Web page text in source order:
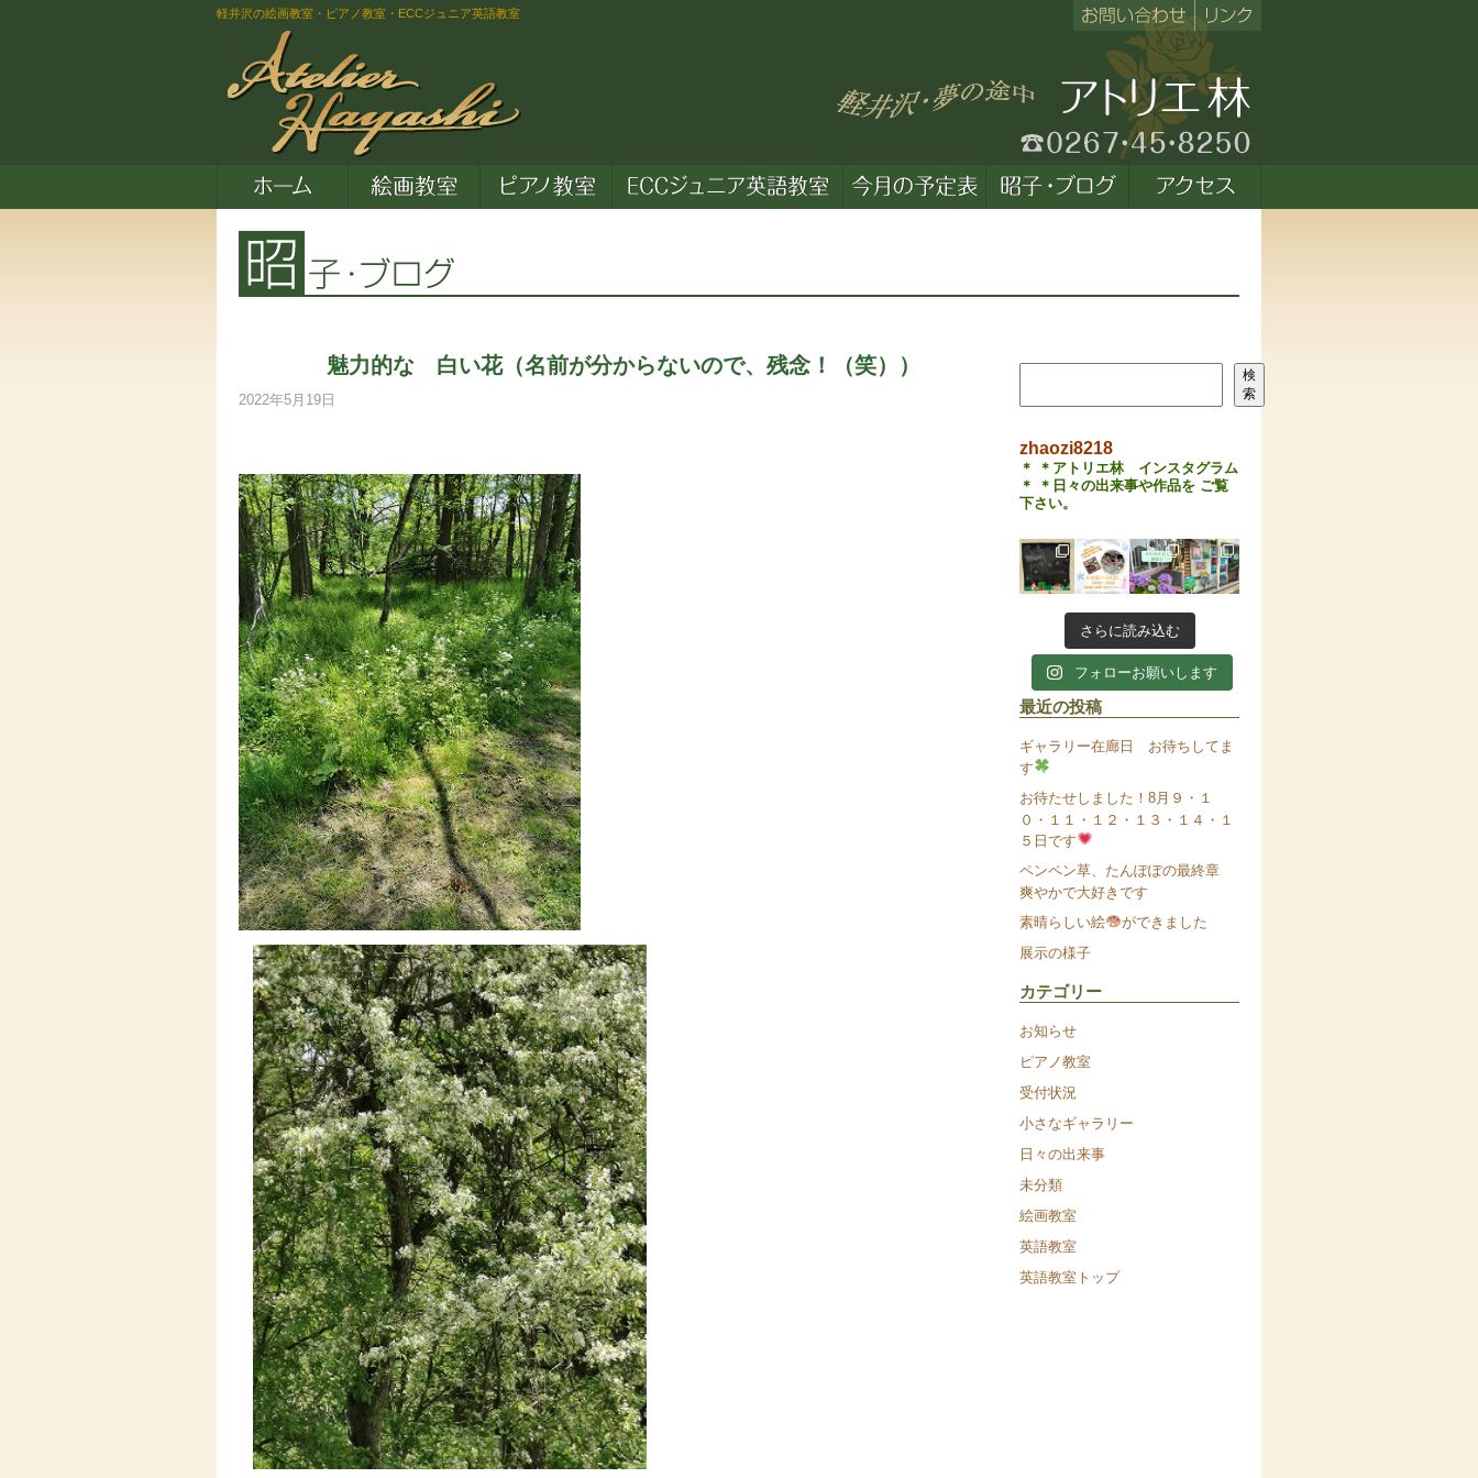
軽井沢の絵画教室・ピアノ教室・ECCジュニア英語教室
魅力的な 白い花（名前が分からないので、残念！（笑））
2022年5月19日
検
索
zhaozi8218
＊ ＊アトリエ林 インスタグラム
＊ ＊日々の出来事や作品を ご覧
下さい。
さらに読み込む
フォローお願いします
最近の投稿
ギャラリー在廊日 お待ちしてま
す
お待たせしました！8月９・１
０・１１・１２・１３・１４・１
５日です
ペンペン草、たんぽぽの最終章
爽やかで大好きです
素晴らしい絵
ができました
展示の様子
カテゴリー
お知らせ
ピアノ教室
受付状況
小さなギャラリー
日々の出来事
未分類
絵画教室
英語教室
英語教室トップ